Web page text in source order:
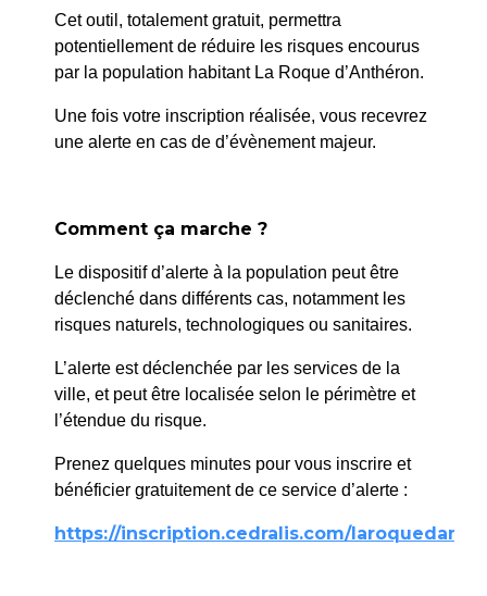
MES DÉMARCHES EN LIGNE
Cet outil, totalement gratuit, permettra
potentiellement de réduire les risques encourus
par la population habitant La Roque d’Anthéron.
Une fois votre inscription réalisée, vous recevrez
une alerte en cas de d’évènement majeur.
Comment ça marche ?
Le dispositif d’alerte à la population peut être
déclenché dans différents cas, notamment les
risques naturels, technologiques ou sanitaires.
L’alerte est déclenchée par les services de la
ville, et peut être localisée selon le périmètre et
l’étendue du risque.
Prenez quelques minutes pour vous inscrire et
bénéficier gratuitement de ce service d’alerte :
https://inscription.cedralis.com/